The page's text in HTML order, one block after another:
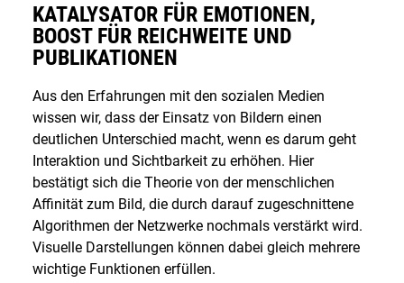
KATALYSATOR FÜR EMOTIONEN,
BOOST FÜR REICHWEITE UND
PUBLIKATIONEN
Aus den Erfahrungen mit den sozialen Medien
wissen wir, dass der Einsatz von Bildern einen
deutlichen Unterschied macht, wenn es darum geht
Interaktion und Sichtbarkeit zu erhöhen. Hier
bestätigt sich die Theorie von der menschlichen
Affinität zum Bild, die durch darauf zugeschnittene
Algorithmen der Netzwerke nochmals verstärkt wird.
Visuelle Darstellungen können dabei gleich mehrere
wichtige Funktionen erfüllen.